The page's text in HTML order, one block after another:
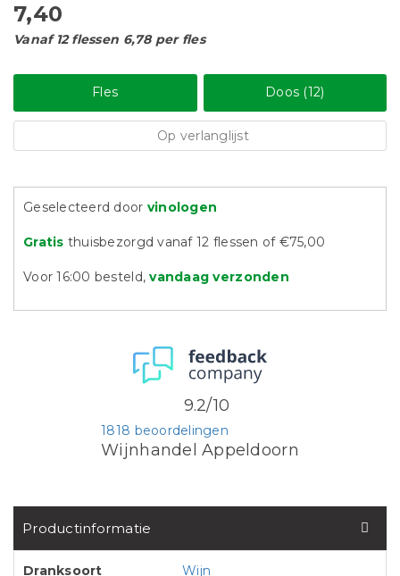
7,40
Vanaf 12 flessen 6,78 per fles
Fles Doos (12)
Op verlanglijst
Geselecteerd door vinologen
Gratis thuisbezorgd vanaf 12 flessen of €75,00
Voor 16:00 besteld,vandaag verzonden
Wijnhandel Appeldoorn
1818 beoordelingen
9.2/10
Productinformatie
Dranksoort
Wijn